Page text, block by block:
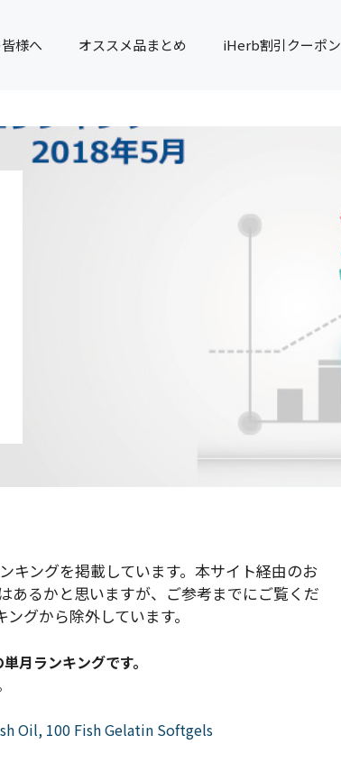
様へ オススメ品まとめ iHerb割引クーポン
キングを掲載しています。本サイト経由のお
あるかと思いますが、ご参考までにご覧くだ
グから除外しています。
月ランキングです。
Oil, 100 Fish Gelatin Softgels